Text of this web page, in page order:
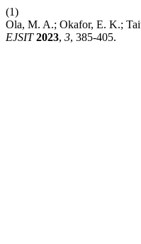
(1)
Ola, M. A.; Okafor, E. K.;
EJSIT 2023, 3, 385-405.